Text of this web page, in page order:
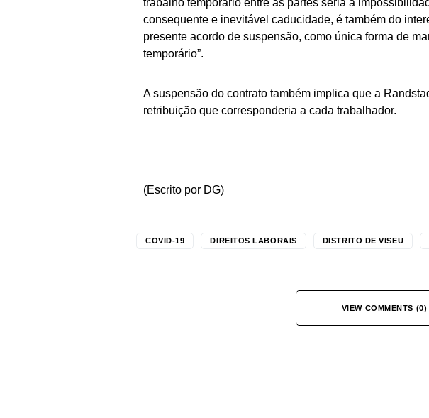
trabalho temporário entre as partes seria a
consequente e inevitável caducidade, é também do
presente acordo de suspensão, como única forma de
temporário”.
A suspensão do contrato também implica que a
retribuição que corresponderia a cada trabalhador.
(Escrito por DG)
COVID-19 DIREITOS LABORAIS DISTRITO DE VISEU
VIEW COMMENTS (0)